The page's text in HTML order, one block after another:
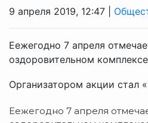
9 апреля 2019, 12:47 |
Eежегодно 7 апреля
оздоровительном
Организатором акции стал
Eежегодно 7 апреля